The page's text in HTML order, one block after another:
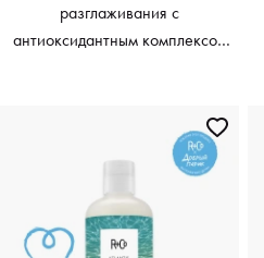
разглаживания с
антиоксидантным комплексом